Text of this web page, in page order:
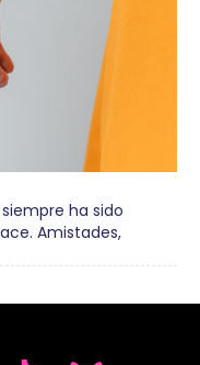
ha sido
Amistades,